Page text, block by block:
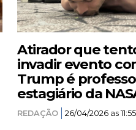
Atirador que
invadir evento
Trump é
estagiário da
REDAÇÃO 26/04/2026 as